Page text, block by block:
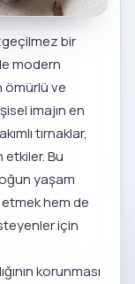
bir
modern
ömürlü ve
imajın en
tırnaklar,
Bu
yaşam
hem de
için
korunması